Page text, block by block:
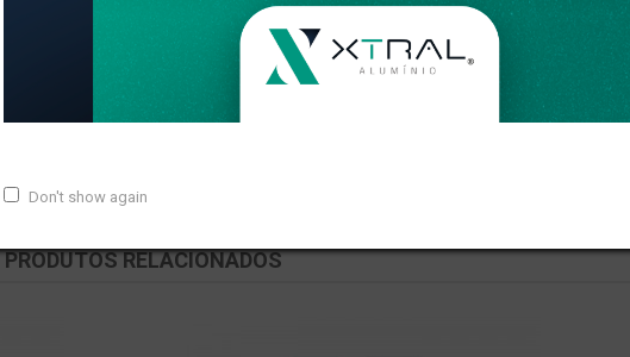
Don't show again
DESCRIÇÃO COMENTÁRIOS (0)
peso linear de 0,144kg/m.
PRODUTOS RELACIONADOS